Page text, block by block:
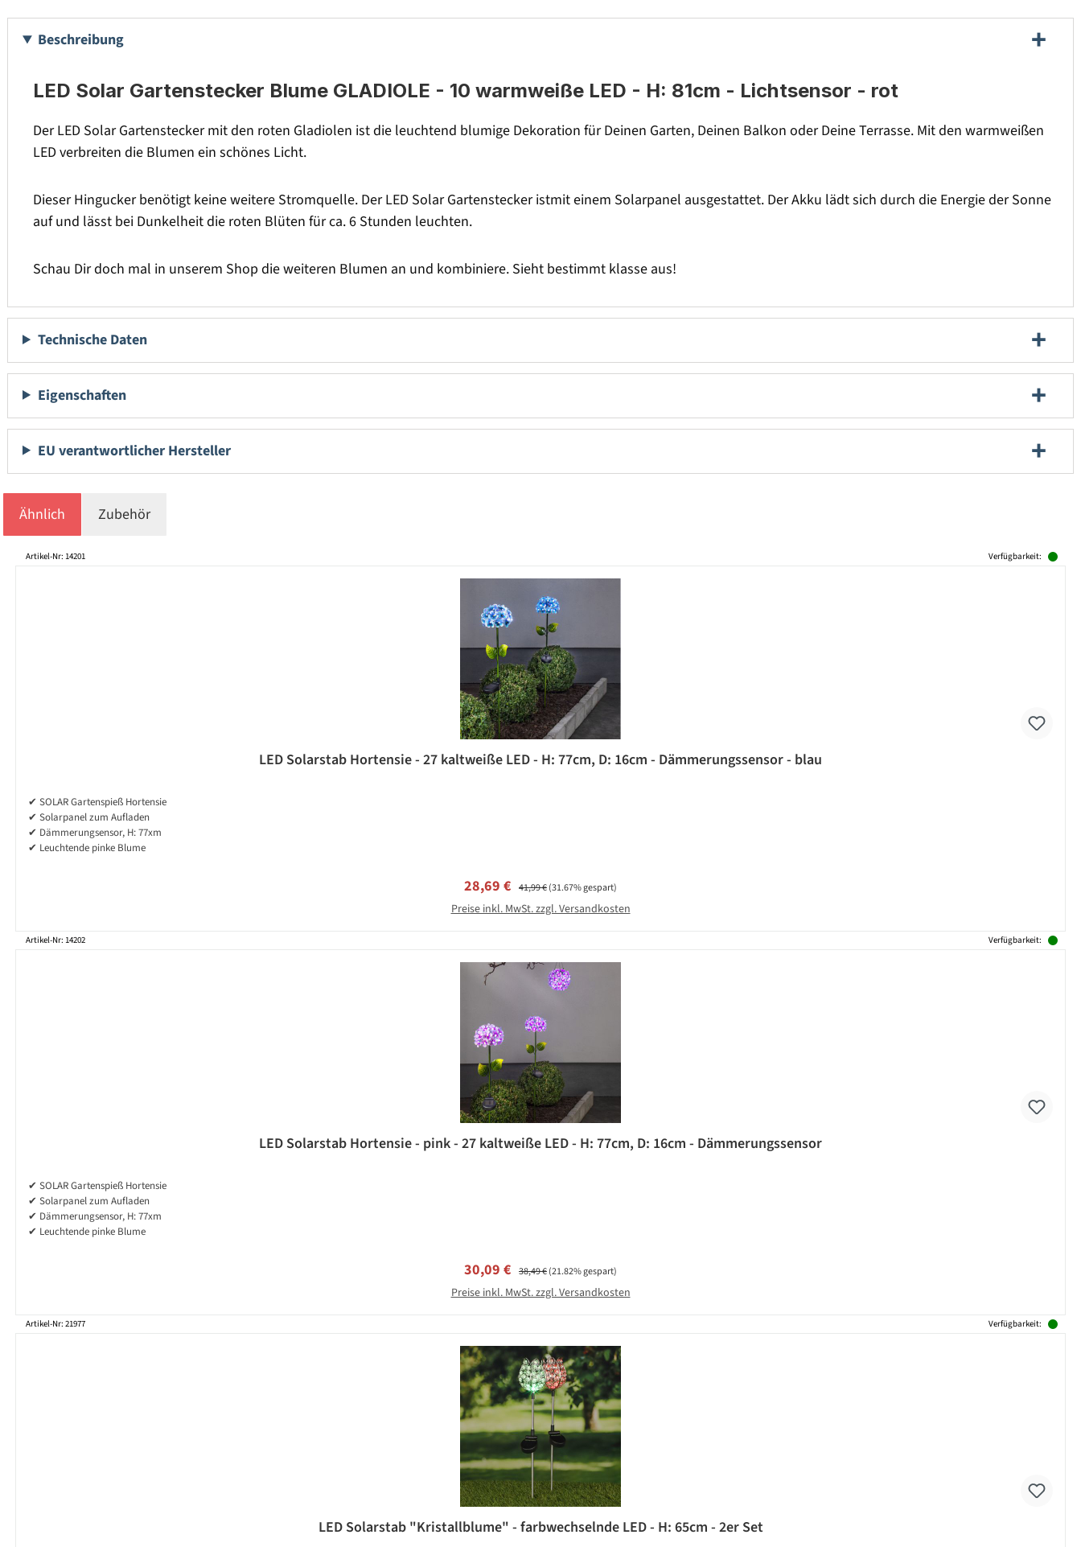
Beschreibung
LED Solar Gartenstecker Blume GLADIOLE - 10 warmweiße LED - H: 81cm - Lichtsensor - rot
Der LED Solar Gartenstecker mit den roten Gladiolen ist die leuchtend blumige Dekoration für Deinen Garten, Deinen Balkon oder Deine Terrasse. Mit den warmweißen
LED verbreiten die Blumen ein schönes Licht.
Dieser Hingucker benötigt keine weitere Stromquelle. Der LED Solar Gartenstecker istmit einem Solarpanel ausgestattet. Der Akku lädt sich durch die Energie der Sonne
auf und lässt bei Dunkelheit die roten Blüten für ca. 6 Stunden leuchten.
Schau Dir doch mal in unserem Shop die weiteren Blumen an und kombiniere. Sieht bestimmt klasse aus!
Technische Daten
Eigenschaften
EU verantwortlicher Hersteller
Ähnlich Zubehör
Produktgalerie überspringen
Artikel-Nr: 14201 Verfügbarkeit:
LED Solarstab Hortensie - 27 kaltweiße LED - H: 77cm, D: 16cm - Dämmerungssensor - blau
✔ SOLAR Gartenspieß Hortensie
✔ Solarpanel zum Aufladen
✔ Dämmerungsensor, H: 77xm
✔ Leuchtende pinke Blume
Verkaufspreis:
28,69 € Regulärer Preis:
41,99 €(31.67% gespart)
Preise inkl. MwSt. zzgl. Versandkosten
Artikel-Nr: 14202 Verfügbarkeit:
LED Solarstab Hortensie - pink - 27 kaltweiße LED - H: 77cm, D: 16cm - Dämmerungssensor
✔ SOLAR Gartenspieß Hortensie
✔ Solarpanel zum Aufladen
✔ Dämmerungsensor, H: 77xm
✔ Leuchtende pinke Blume
Verkaufspreis:
30,09 € Regulärer Preis:
38,49 €(21.82% gespart)
Preise inkl. MwSt. zzgl. Versandkosten
Artikel-Nr: 21977 Verfügbarkeit:
LED Solarstab "Kristallblume" - farbwechselnde LED - H: 65cm - 2er Set